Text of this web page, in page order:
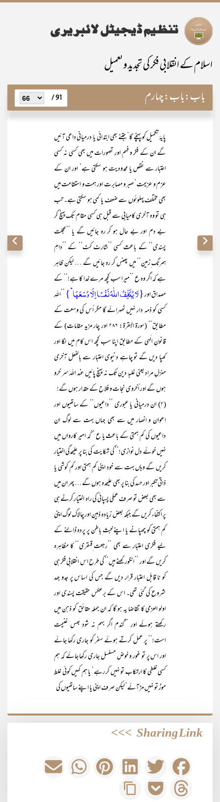
اسلام کے انقلابی فکر کی تجدید و تعمیل
باب:باب: چہارم 91 /
پایۂ تکمیل کو پہنچے گا‘ جتنے بھی ابتدائی یا درمیانی داعی آئیں
گے ان کے فکر و فہم اور تصورات میں بھی کسی نہ کسی
اعتبار سے نقص یا محدودیت ہو سکتی ہے‘ اور ان کے
عزم و عزیمت‘ صبر و مصابرت اور ہمت و استقامت میں
بھی مختلف پہلوئوں سے ضعف یا کمی ہو سکتی ہے۔ تب
ہی تو وہ آخری کامیابی سے قبل ہی کسی مقام تک پہنچ کر
بے دم اور بے حال ہو کر رہ جائیں گے یا ’’عجلت
پسندی‘‘ کے باعث کسی ’’شارٹ کٹ‘‘ کے ’’دامِ
ہمرنگ ِزمین‘‘ میں پھنس کر رہ جائیں گے … لیکن ظاہر
ہے کہ اگر وہ ع ’’میرا سب کچھ مرے خدا کا ہے!‘‘ کے
مصداق اور{لَا یُکَلِّفُ اللّٰہُ نَفۡسًا اِلَّا وُسۡعَہَا ؕ} ’’اللہ
کسی کو ذمہ دار نہیں ٹھہرائے گا مگر اُس کی وسعت کے
مطابق‘‘ (سورۃ البقرۃ: ۲۸۶ اور چار مزید مقامات) کے
قانونِ الٰہی کے مطابق اپنا سب کچھ اس کام میں لگا اور
کھپا دیں گے تو چاہے دنیوی اعتبار سے بالفعل آخری
منزلِ مراد یعنی غلبۂ دین تک نہ پہنچ پائیں عند اللہ سر خرو
ہوں گے اور اُخروی نجات و فلاح کے حقدار ہوں گے!
(۲) ان درمیانی یا عبوری ’’داعیوں‘‘ کے ساتھیوں اور
اعوان و انصار میں سے بھی جہاں بہت سے لوگ ان
داعیوں کی کم ہمتی کے باعث یا ع ’’کہ امیر کارواں میں
نہیں خوئے دل نوازی!‘‘ کی شکایت کی بنا پر علیحدگی اختیار
کریں گے وہاں بہت سے خود اپنی کم ہمتی اور کم کوشی یا
ذاتی تکبر اور حسد کی بنا پر بھی علیحدہ ہوں گے … پھر ان میں
سے بھی بعض تو صرف عملی پسپائی کی راہ اختیار کرنے ہی
پر اکتفاء کریں گے جبکہ بعض زیادہ ذہین اور چالاک لوگ اپنی
کم ہمتی کو چھپانے یا اپنے خبث ِباطن پر پردہ ڈالنے کے
لیے فکری اعتبار سے بھی ’’رجعت ِقہقری‘‘ کا مظاہرہ
کریں گے اور ’’انگور کھٹے ہیں‘‘ کی طرح اس انقلابی فکر ہی
کو نا قابل اعتبار قرار دیں گے جس کی اساس پر جدو جہد
شروع کی گئی تھی۔ اس کے برعکس حقیقت پسندی اور
اولو العزمی کا تقاضا یہ ہو گا کہ ان جملہ حقائق کو ذہن میں
رکھتے ہوئے اور ’’گندم اگر بہم نہ شود بھس غنیمت
است!‘‘ پر عمل کرتے ہوئے سفر کو جاری رکھا جائے
اور اس پر تو غور و خوض مسلسل جاری رکھا جائے کہ ہم
کسی غلطی کا ارتکاب تو نہیں کر رہے‘ یا ہم کہیں کوئی غلط
موڑ تو نہیں مڑ آئے‘ لیکن صرف اپنی یا اپنے ساتھیوں کی
Sharing Link
>>>